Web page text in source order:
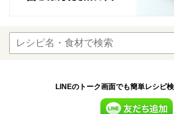
LINEのトーク画面でも簡単レシピ